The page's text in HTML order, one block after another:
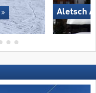
Aletsch